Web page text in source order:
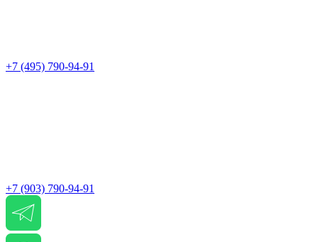
+7 (495) 790-94-91
+7 (903) 790-94-91